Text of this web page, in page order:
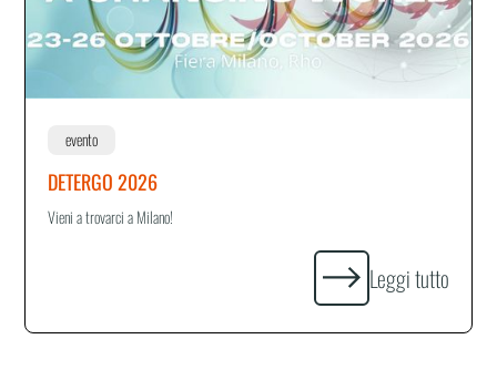
evento
DETERGO 2026
Vieni a trovarci a Milano!
Leggi tutto